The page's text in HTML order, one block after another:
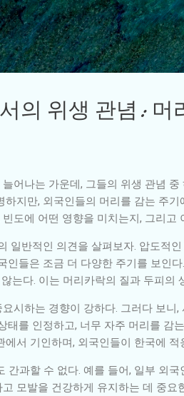
기본
의 위생 관념:
어나는 가운데, 그들의 위생 관념
지만, 외국인들의 머리를 감는 주
도에 어떤 영향을 미치는지, 그리
일반적인 의견을 살펴보자. 압도적
인들은 조금 더 다양한 주기를 보인
는다. 이는 머리카락의 질과 두피의
시하는 경향이 강하다. 그러다 보
태를 인정하고, 너무 자주 머리를 감
서 기인하며, 외국인들이 한국에 적
간과할 수 없다. 예를 들어, 일부 외
모발을 건강하게 유지하는 데 중